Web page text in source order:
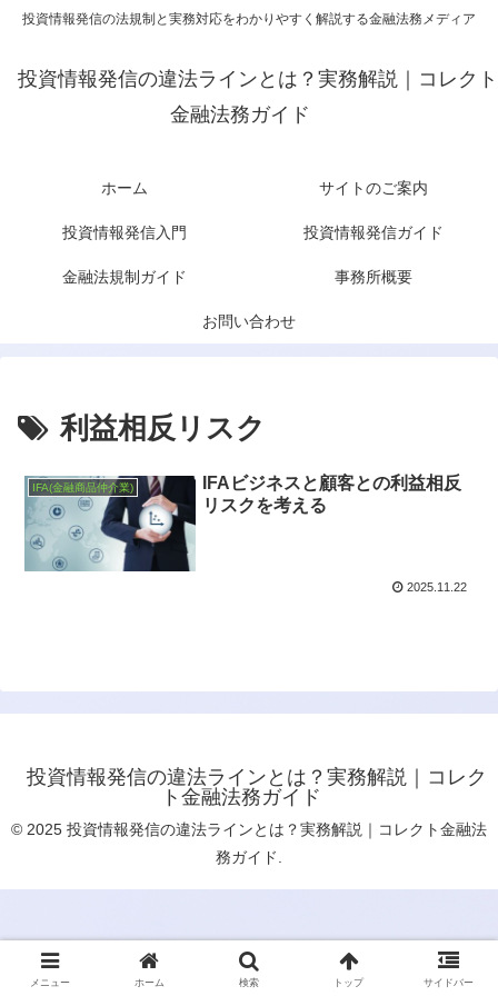
投資情報発信の法規制と実務対応をわかりやすく解説する金融法務メディア
投資情報発信の違法ラインとは？実務解説｜コレクト
金融法務ガイド
ホーム サイトのご案内
投資情報発信入門 投資情報発信ガイド
金融法規制ガイド 事務所概要
お問い合わせ
利益相反リスク
IFA(金融商品仲介業)
IFAビジネスと顧客との利益相反
リスクを考える
2025.11.22
投資情報発信の違法ラインとは？実務解説｜コレク
ト金融法務ガイド
© 2025 投資情報発信の違法ラインとは？実務解説｜コレクト金融法
務ガイド.
メニュー ホーム 検索 トップ サイドバー